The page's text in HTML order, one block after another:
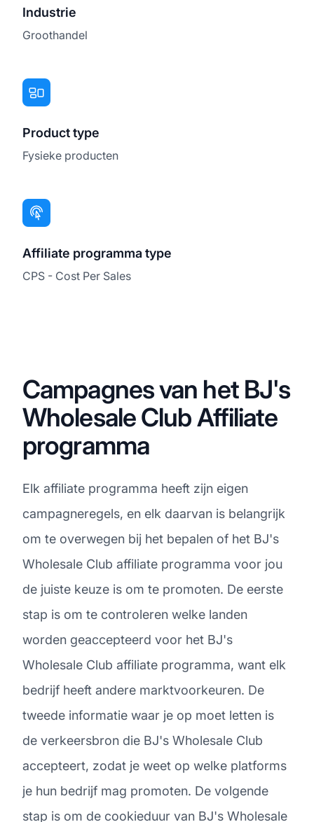
Industrie
Groothandel
Product type
Fysieke producten
Affiliate programma type
CPS - Cost Per Sales
Campagnes van het BJ's
Wholesale Club Affiliate
programma
Elk affiliate programma heeft zijn eigen
campagneregels, en elk daarvan is belangrijk
om te overwegen bij het bepalen of het BJ's
Wholesale Club affiliate programma voor jou
de juiste keuze is om te promoten. De eerste
stap is om te controleren welke landen
worden geaccepteerd voor het BJ's
Wholesale Club affiliate programma, want elk
bedrijf heeft andere marktvoorkeuren. De
tweede informatie waar je op moet letten is
de verkeersbron die BJ's Wholesale Club
accepteert, zodat je weet op welke platforms
je hun bedrijf mag promoten. De volgende
stap is om de cookieduur van BJ's Wholesale